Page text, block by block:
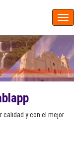
calidad y con el mejor